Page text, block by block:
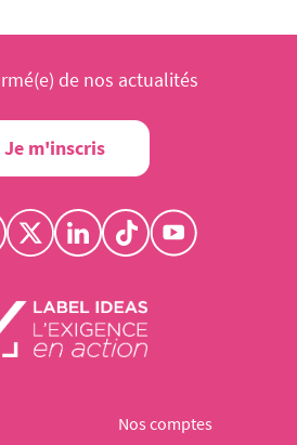
de nos actualités
Je m'inscris
Nos comptes